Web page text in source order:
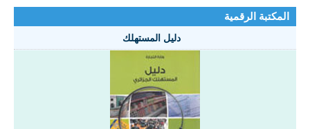
المكتبة الرقمية
دليل المستهلك